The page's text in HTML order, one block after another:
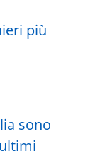
più